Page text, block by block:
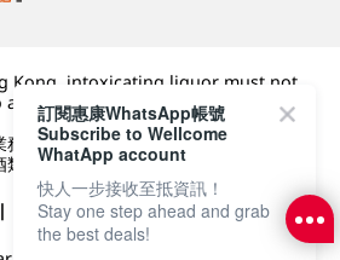
Kong, intoxicating liquor must not
minor (under 18) in the course of
過程中，向未成年人 (18 歲以下人士)
類。
| DFI零售集團
訂閱惠康WhatsApp帳號
Subscribe to Wellcome
WhatApp account
快人一步接收至抵資訊！
Stay one step ahead and grab
the best deals!